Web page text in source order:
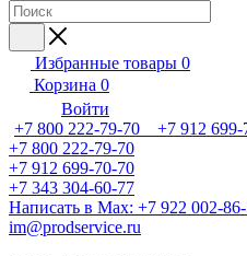
Избранные товары 0
Корзина 0
Войти
+7 800 222-79-70 +7 912 699-
+7 800 222-79-70
+7 912 699-70-70
+7 343 304-60-77
Написать в Max: +7 922 002-
im@prodservice.ru